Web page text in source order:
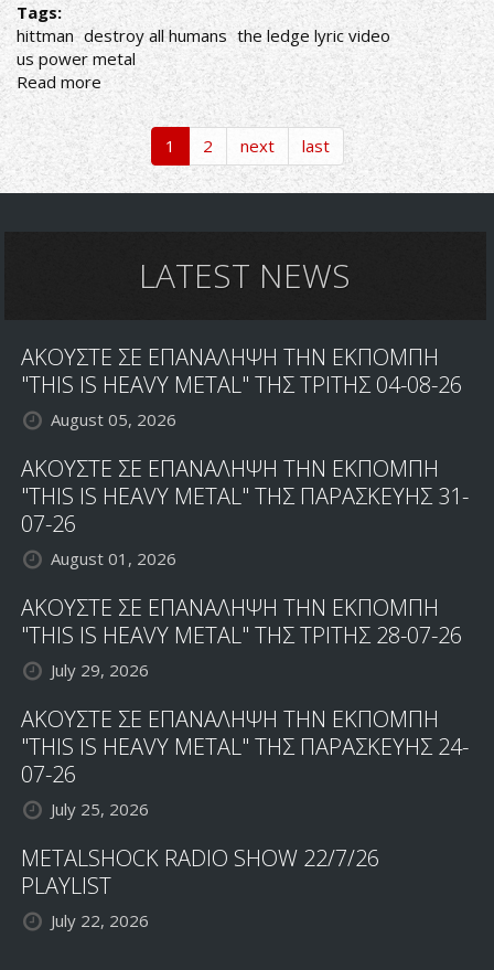
Tags:
hittman destroy all humans the ledge lyric video
us power metal
Read moreabout
ΗΙΤΤΜΑΝ:
ΕΠΙΣΤΡΟΦΗ
ΣΤΗΝ
ΔΙΣΚΟΓΡΑΦΙΑ
ΜΕ
1 2 next last
LATEST NEWS
ΑΚΟΥΣΤΕ ΣΕ ΕΠΑΝΑΛΗΨΗ ΤΗΝ ΕΚΠΟΜΠΗ
"THIS IS HEAVY METAL" ΤΗΣ ΤΡΙΤΗΣ 04-08-26
August 05, 2026
ΑΚΟΥΣΤΕ ΣΕ ΕΠΑΝΑΛΗΨΗ ΤΗΝ ΕΚΠΟΜΠΗ
"THIS IS HEAVY METAL" ΤΗΣ ΠΑΡΑΣΚΕΥΗΣ 31-
07-26
August 01, 2026
ΑΚΟΥΣΤΕ ΣΕ ΕΠΑΝΑΛΗΨΗ ΤΗΝ ΕΚΠΟΜΠΗ
"THIS IS HEAVY METAL" ΤΗΣ ΤΡΙΤΗΣ 28-07-26
July 29, 2026
ΑΚΟΥΣΤΕ ΣΕ ΕΠΑΝΑΛΗΨΗ ΤΗΝ ΕΚΠΟΜΠΗ
"THIS IS HEAVY METAL" ΤΗΣ ΠΑΡΑΣΚΕΥΗΣ 24-
07-26
July 25, 2026
METALSHOCK RADIO SHOW 22/7/26
PLAYLIST
July 22, 2026